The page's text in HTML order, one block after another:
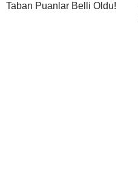
Taban Puanlar Belli Oldu!